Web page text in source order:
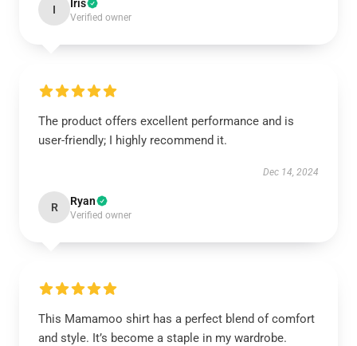
I Iris
Verified owner
The product offers excellent performance and is
user-friendly; I highly recommend it.
Dec 14, 2024
R Ryan
Verified owner
This Mamamoo shirt has a perfect blend of comfort
and style. It’s become a staple in my wardrobe.